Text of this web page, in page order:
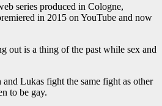
series produced in Cologne,
in 2015 on YouTube and now
is a thing of the past while sex and
Lukas fight the same fight as other
to be gay.